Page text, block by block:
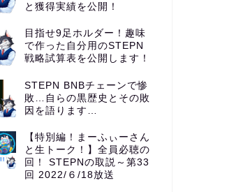
と獲得実績を公開！
目指せ9足ホルダー！趣味
で作った自分用のSTEPN
戦略試算表を公開します！
STEPN BNBチェーンで惨
敗…自らの黒歴史とその敗
因を語ります…
【特別編！まーふぃーさん
と生トーク！】全員必聴の
回！ STEPNの取説～第33
回 2022/６/18放送